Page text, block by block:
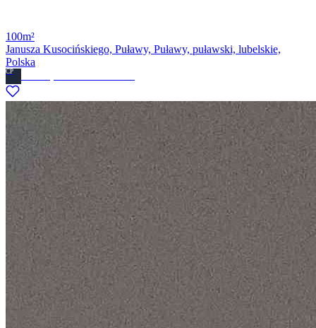
100m²
Janusza Kusocińskiego, Puławy, Puławy, puławski, lubelskie,
Polska
CP